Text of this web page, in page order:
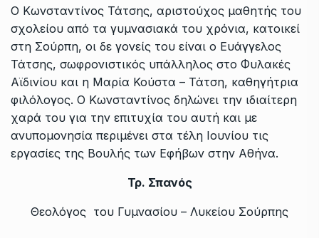
Ο Κωνσταντίνος Τάτσης, αριστούχος μαθητής του
σχολείου από τα γυμνασιακά του χρόνια, κατοικεί
στη Σούρπη, οι δε γονείς του είναι ο Ευάγγελος
Τάτσης, σωφρονιστικός υπάλληλος στο Φυλακές
Αϊδινίου και η Μαρία Κούστα – Τάτση, καθηγήτρια
φιλόλογος. Ο Κωνσταντίνος δηλώνει την ιδιαίτερη
χαρά του για την επιτυχία του αυτή και με
ανυπομονησία περιμένει στα τέλη Ιουνίου τις
εργασίες της Βουλής των Εφήβων στην Αθήνα.
Τρ. Σπανός
Θεολόγος του Γυμνασίου – Λυκείου Σούρπης